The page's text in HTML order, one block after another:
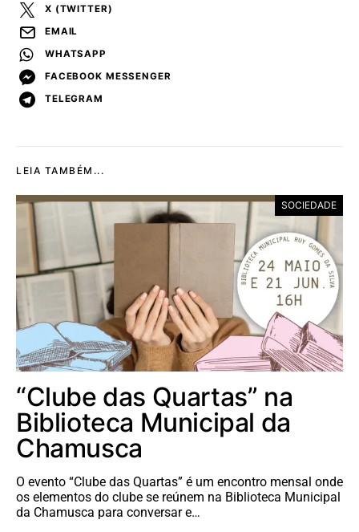
X (TWITTER)
EMAIL
WHATSAPP
FACEBOOK MESSENGER
TELEGRAM
LEIA TAMBÉM...
SOCIEDADE
“Clube das Quartas” na
Biblioteca Municipal da
Chamusca
O evento “Clube das Quartas” é um encontro mensal onde
os elementos do clube se reúnem na Biblioteca Municipal
da Chamusca para conversar e…